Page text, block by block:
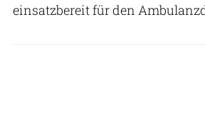
einsatzbereit für den